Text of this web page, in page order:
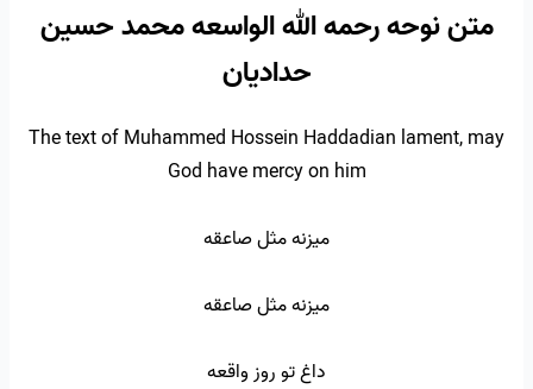
متن نوحه رحمه الله الواسعه محمد حسین
حدادیان
The text of Muhammed Hossein Haddadian lament, may
God have mercy on him
میزنه مثل صاعقه
میزنه مثل صاعقه
داغ تو روز واقعه